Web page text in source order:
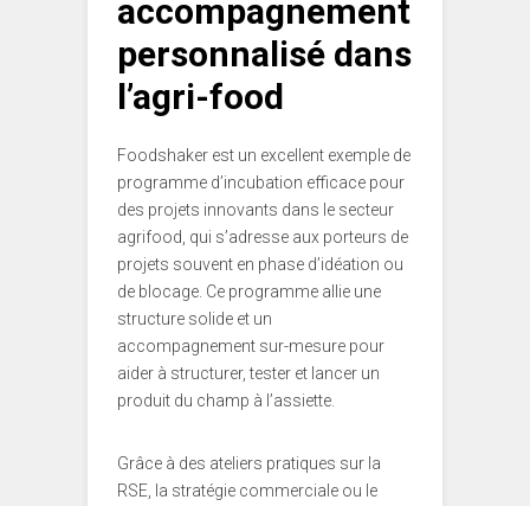
accompagnement
personnalisé dans
l’agri-food
Foodshaker est un excellent exemple de
programme d’incubation efficace pour
des projets innovants dans le secteur
agrifood, qui s’adresse aux porteurs de
projets souvent en phase d’idéation ou
de blocage. Ce programme allie une
structure solide et un
accompagnement sur-mesure pour
aider à structurer, tester et lancer un
produit du champ à l’assiette.
Grâce à des ateliers pratiques sur la
RSE, la stratégie commerciale ou le